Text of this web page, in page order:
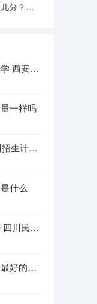
2026报考辽宁石化职业技术学院要几分？分数线与生活成本详解
西安本科民办排名前十大学 西安民办本科院校排名
一样吗
2025杭州师范大学在四川招生计划是什么（2026参考）
什么
四川民办本科专业排名榜 四川民办本科院校排名
安徽最好的二本有哪些：最好的民办本科，最好的公办二本大学